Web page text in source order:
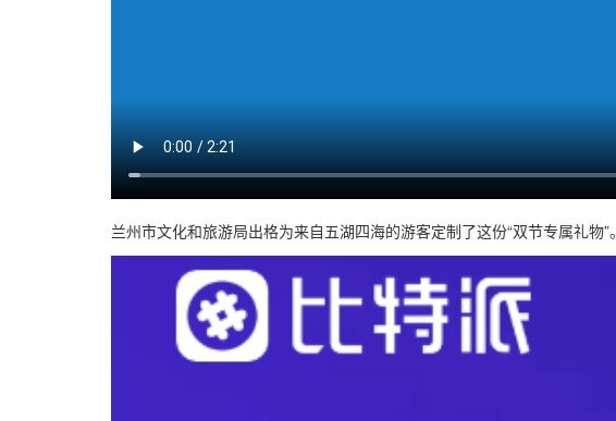
兰州市文化和旅游局出格为来自五湖四海的游客定制了这份“双节专属礼物”。